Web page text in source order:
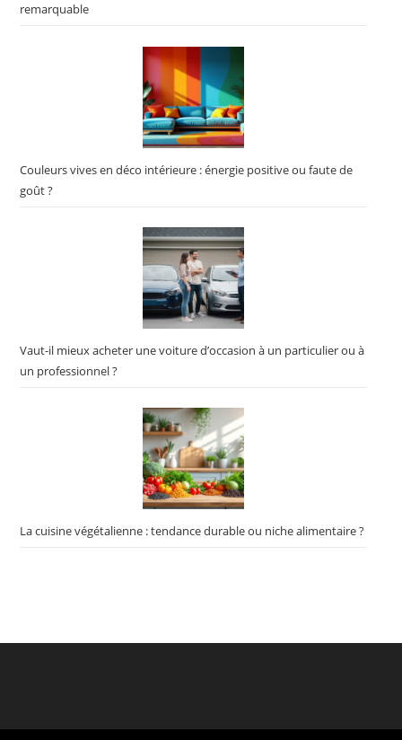
remarquable
Couleurs vives en déco intérieure : énergie positive ou faute de
goût ?
Vaut-il mieux acheter une voiture d’occasion à un particulier ou à
un professionnel ?
La cuisine végétalienne : tendance durable ou niche alimentaire ?